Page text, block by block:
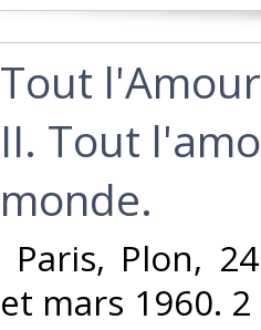
‎Tout
II. Tout
monde.‎
Paris, Plon,
et mars 1960.